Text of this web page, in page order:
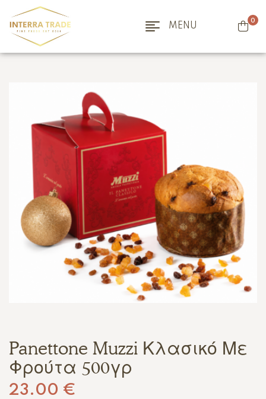
MENU
0
Panettone Muzzi Κλασικό Με
Φρούτα 500γρ
23.00 €